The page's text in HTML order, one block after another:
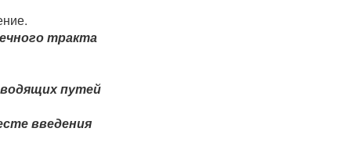
тракта
путей
введения